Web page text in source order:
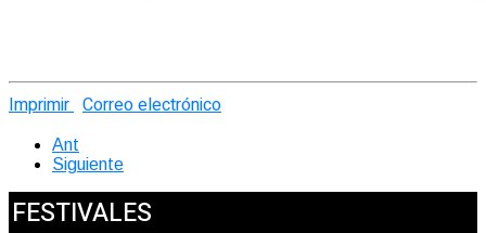
Imprimir Correo electrónico
Ant
Siguiente
FESTIVALES